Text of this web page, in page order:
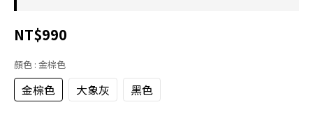
NT$990
顏色 : 金棕色
金棕色 大象灰 黑色